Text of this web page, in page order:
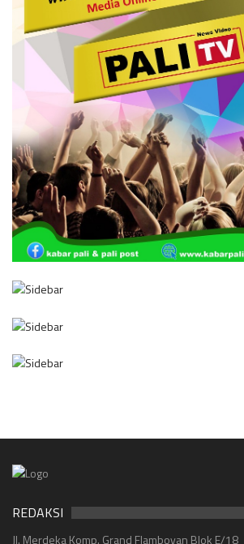
REDAKSI
Jl. Merdeka Komp. Grand Flamboyan Blok E/18